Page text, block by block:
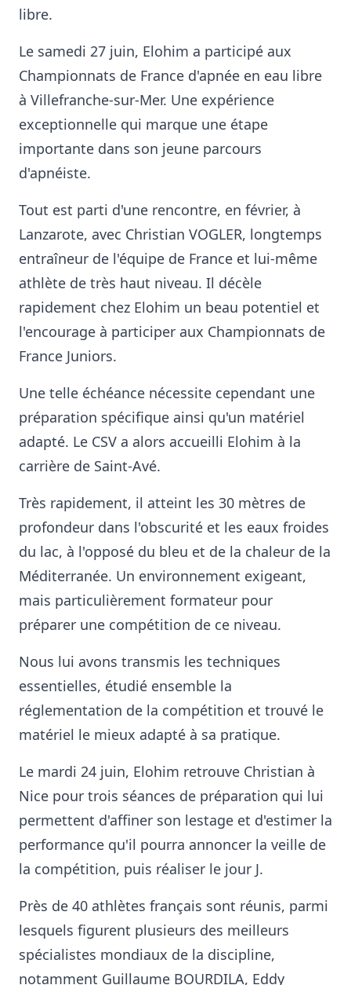
libre.
Le samedi 27 juin, Elohim a participé aux
Championnats de France d'apnée en eau libre
à Villefranche-sur-Mer. Une expérience
exceptionnelle qui marque une étape
importante dans son jeune parcours
d'apnéiste.
Tout est parti d'une rencontre, en février, à
Lanzarote, avec Christian VOGLER, longtemps
entraîneur de l'équipe de France et lui-même
athlète de très haut niveau. Il décèle
rapidement chez Elohim un beau potentiel et
l'encourage à participer aux Championnats de
France Juniors.
Une telle échéance nécessite cependant une
préparation spécifique ainsi qu'un matériel
adapté. Le CSV a alors accueilli Elohim à la
carrière de Saint-Avé.
Très rapidement, il atteint les 30 mètres de
profondeur dans l'obscurité et les eaux froides
du lac, à l'opposé du bleu et de la chaleur de la
Méditerranée. Un environnement exigeant,
mais particulièrement formateur pour
préparer une compétition de ce niveau.
Nous lui avons transmis les techniques
essentielles, étudié ensemble la
réglementation de la compétition et trouvé le
matériel le mieux adapté à sa pratique.
Le mardi 24 juin, Elohim retrouve Christian à
Nice pour trois séances de préparation qui lui
permettent d'affiner son lestage et d'estimer la
performance qu'il pourra annoncer la veille de
la compétition, puis réaliser le jour J.
Près de 40 athlètes français sont réunis, parmi
lesquels figurent plusieurs des meilleurs
spécialistes mondiaux de la discipline,
notamment Guillaume BOURDILA, Eddy